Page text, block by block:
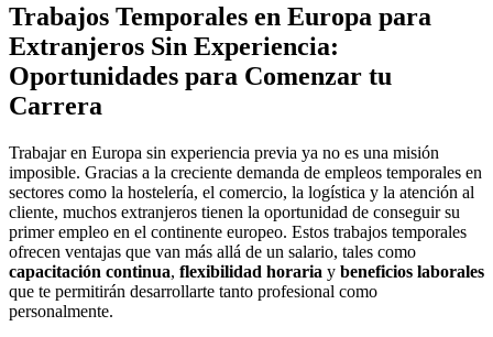
Trabajos Temporales en Europa para
Extranjeros Sin Experiencia:
Oportunidades para Comenzar tu
Carrera
Trabajar en Europa sin experiencia previa ya no es una misión
imposible. Gracias a la creciente demanda de empleos temporales en
sectores como la hostelería, el comercio, la logística y la atención al
cliente, muchos extranjeros tienen la oportunidad de conseguir su
primer empleo en el continente europeo. Estos trabajos temporales
ofrecen ventajas que van más allá de un salario, tales como
capacitación continua, flexibilidad horaria y beneficios laborales
que te permitirán desarrollarte tanto profesional como
personalmente.